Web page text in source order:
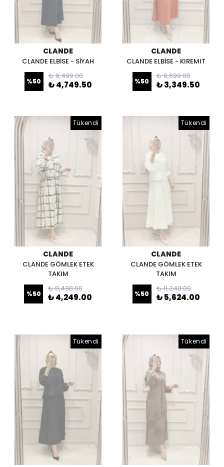
CLANDE
CLANDE ELBİSE - SİYAH
%50
₺ 9,499.00
₺ 4,749.50
CLANDE
CLANDE ELBİSE - KIREMIT
%50
₺ 6,699.00
₺ 3,349.50
Tükendi
CLANDE
CLANDE GÖMLEK ETEK
TAKIM
%50
₺ 8,498.00
₺ 4,249.00
Tükendi
CLANDE
CLANDE GÖMLEK ETEK
TAKIM
%50
₺ 11,248.00
₺ 5,624.00
Tükendi Tükendi